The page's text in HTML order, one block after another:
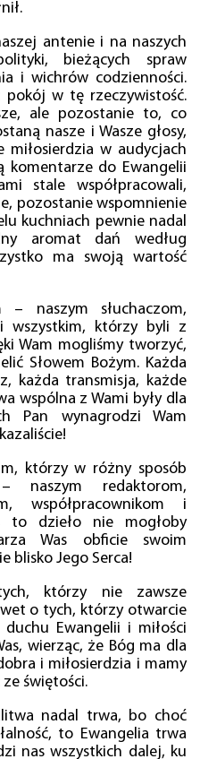
antenie i na naszych
bieżących spraw
i wichrów codzienności.
pokój w tę rzeczywistość.
ale pozostanie to, co
nasze i Wasze głosy,
miłosierdzia w audycjach
komentarze do Ewangelii
stale współpracowali,
pozostanie wspomnienie
kuchniach pewnie nadal
aromat dań według
ma swoją wartość
– naszym słuchaczom,
wszystkim, którzy byli z
Wam mogliśmy tworzyć,
Słowem Bożym. Każda
każda transmisja, każde
wspólna z Wami były dla
Pan wynagrodzi Wam
którzy w różny sposób
naszym redaktorom,
współpracownikom i
to dzieło nie mogłoby
Was obficie swoim
blisko Jego Serca!
którzy nie zawsze
o tych, którzy otwarcie
Ewangelii i miłości
wierząc, że Bóg ma dla
i miłosierdzia i mamy
świętości.
nadal trwa, bo choć
to Ewangelia trwa
nas wszystkich dalej, ku